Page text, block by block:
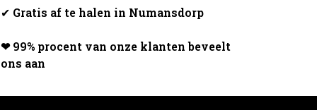
✔ Gratis af te halen in Numansdorp
❤ 99% procent van onze klanten beveelt
ons aan